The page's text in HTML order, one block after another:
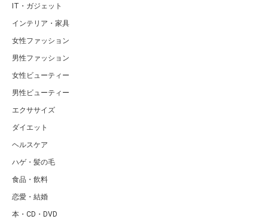
IT・ガジェット
インテリア・家具
女性ファッション
男性ファッション
女性ビューティー
男性ビューティー
エクササイズ
ダイエット
ヘルスケア
ハゲ・髪の毛
食品・飲料
恋愛・結婚
本・CD・DVD